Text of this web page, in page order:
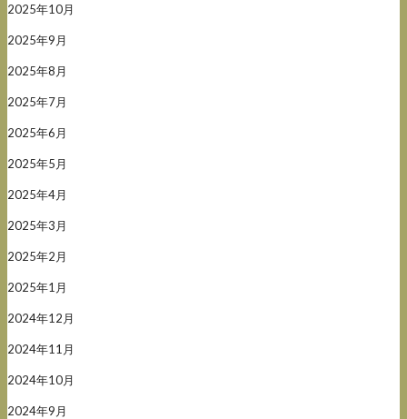
2025年10月
2025年9月
2025年8月
2025年7月
2025年6月
2025年5月
2025年4月
2025年3月
2025年2月
2025年1月
2024年12月
2024年11月
2024年10月
2024年9月